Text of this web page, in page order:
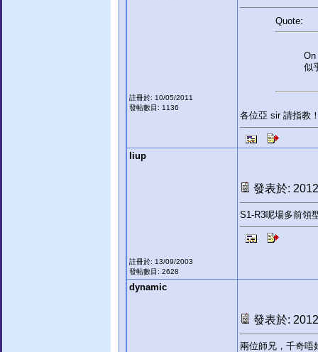
註冊於: 10/05/2011
發帖數目: 1136
Quote:
On
似
各位亞 sir 請指教
liup
註冊於: 13/09/2003
發帖數目: 2628
發表於:
S1-R3呢場多前領
dynamic
發表於:
兩位師兄，千奇唔